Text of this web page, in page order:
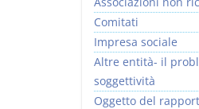
Comitati
Impresa sociale
Altre entità- il
soggettività
Oggetto del
Prescrizione e